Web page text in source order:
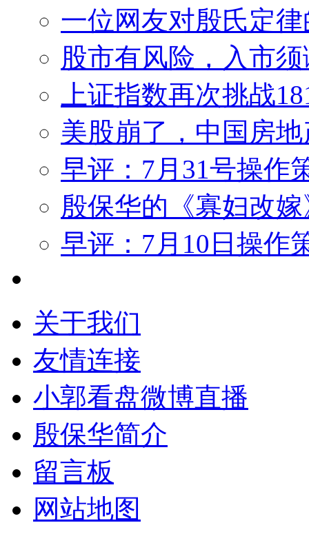
一位网友对殷氏定
股市有风险，入市
上证指数再次挑战
美股崩了，中国房
早评：7月31号操作
殷保华的《寡妇改
早评：7月10日操作
关于我们
友情连接
小郭看盘微博直播
殷保华简介
留言板
网站地图